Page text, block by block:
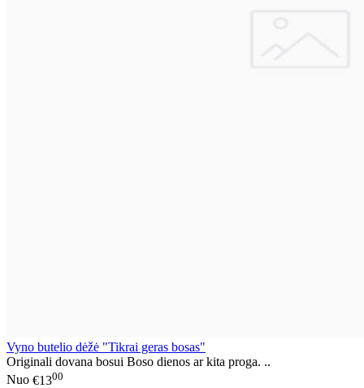
Vyno butelio dėžė "Tikrai geras bosas"
Originali dovana bosui Boso dienos ar kita proga. ..
Nuo €1300